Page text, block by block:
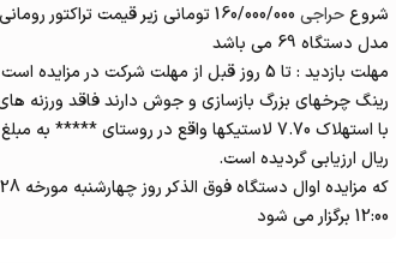
شروعحراجی160/000/000 تومانی زیر قیمت تراکتور رومانی 6 سیلندر (فاقد پلاک)
مدل دستگاه 69 می باشد
مهلت بازدید : تا 5 روز قبل از مهلت شرکت در مزایده است
رینگ چرخهای بزرگ بازسازی و جوش دارند فاقد ورزنه
با استهلاک 7.70 لاستيكها واقع در روستای
ریال ارزیابی گردیده است.
12:00 برگزار می شود